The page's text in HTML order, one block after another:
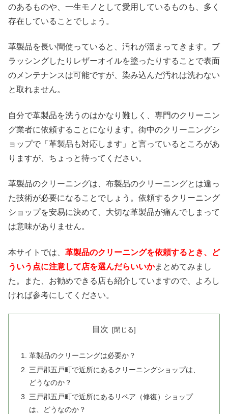
のあるものや、一生モノとして愛用しているものも、多く
存在していることでしょう。
革製品を長い間使っていると、汚れが溜まってきます。ブ
ラッシングしたりレザーオイルを塗ったりすることで表面
のメンテナンスは可能ですが、染み込んだ汚れは洗わない
と取れません。
自分で革製品を洗うのはかなり難しく、専門のクリーニン
グ業者に依頼することになります。街中のクリーニングシ
ョップで「革製品も対応します」と言っているところがあ
りますが、ちょっと待ってください。
革製品のクリーニングは、布製品のクリーニングとは違っ
た技術が必要になることでしょう。依頼するクリーニング
ショップを安易に決めて、大切な革製品が痛んでしまって
は意味がありません。
本サイトでは、 革製品のクリーニングを依頼するとき、ど
ういう点に注意して店を選んだらいいかまとめてみまし
た。また、お勧めできる店も紹介していますので、よろし
ければ参考にしてください。
目次
革製品のクリーニングは必要か？
三戸郡五戸町で近所にあるクリーニングショップは、
どうなのか？
三戸郡五戸町で近所にあるリペア（修復）ショップ
は、どうなのか？